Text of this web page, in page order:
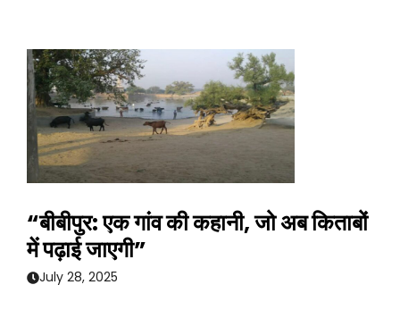
“बीबीपुर: एक गांव की कहानी, जो अब किताबों
में पढ़ाई जाएगी”
July 28, 2025